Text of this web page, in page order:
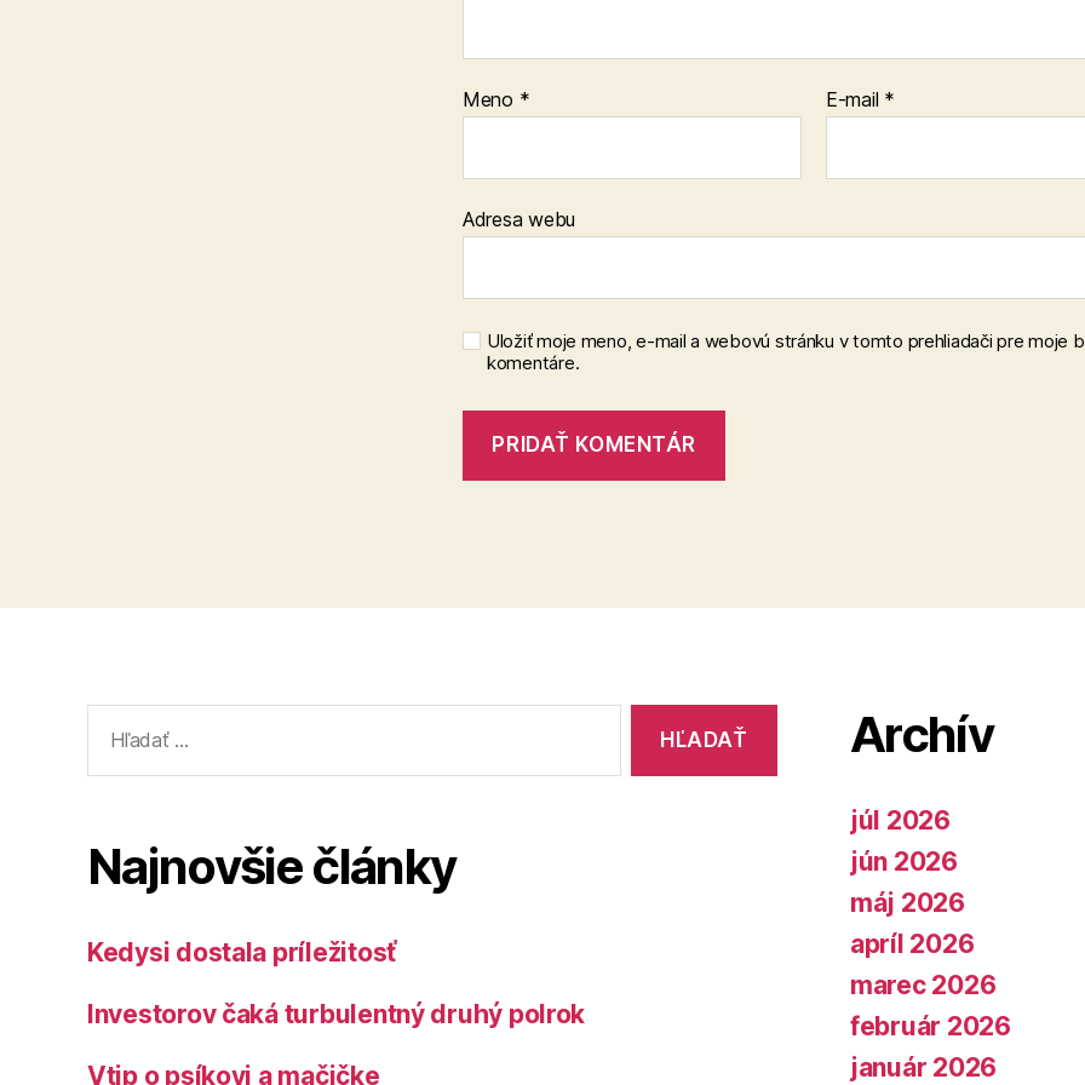
Meno * E-mail *
Adresa webu
Uložiť moje meno, e-mail a webovú stránku v tomto prehliadači pre moje
komentáre.
Najnovšie články
Kedysi dostala príležitosť
Investorov čaká turbulentný druhý polrok
Vtip o psíkovi a mačičke
Archív
júl 2026
jún 2026
máj 2026
apríl 2026
marec 2026
február 2026
január 2026